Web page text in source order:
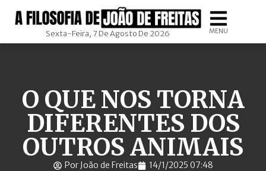
Sexta-Feira, 7 De Agosto De 2026 MENU
O QUE NOS TORNA
DIFERENTES DOS
OUTROS ANIMAIS
Por João de Freitas 14/1/2025 07:48